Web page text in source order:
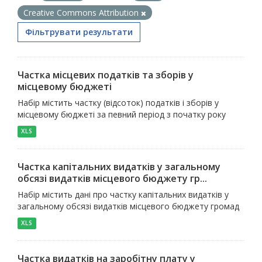
Creative Commons Attribution
Фільтрувати результати
Частка місцевих податків та зборів у
місцевому бюджеті
Набір містить частку (відсоток) податків і зборів у
місцевому бюджеті за певний період з початку року
XLS
Частка капітальних видатків у загальному
обсязі видатків місцевого бюджету гр...
Набір містить дані про частку капітальних видатків у
загальному обсязі видатків місцевого бюджету громад
XLS
Частка видатків на заробітну плату у